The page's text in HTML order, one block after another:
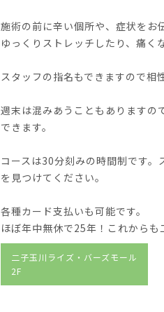
施術の前に辛い個所や、症状をお
ゆっくりストレッチしたり、痛く
スタッフの指名もできますので相
週末は混みあうこともありますの
できます。
コースは30分刻みの時間制です
を見つけてください。
各種カード支払いも可能です。
ほぼ年中無休で25年！これから
二子玉川ライズ・バーズモール
2F